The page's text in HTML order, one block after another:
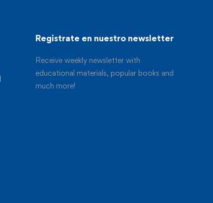
Registrate en nuestro newsletter
Receive weekly newsletter with
educational materials, popular books and
much more!